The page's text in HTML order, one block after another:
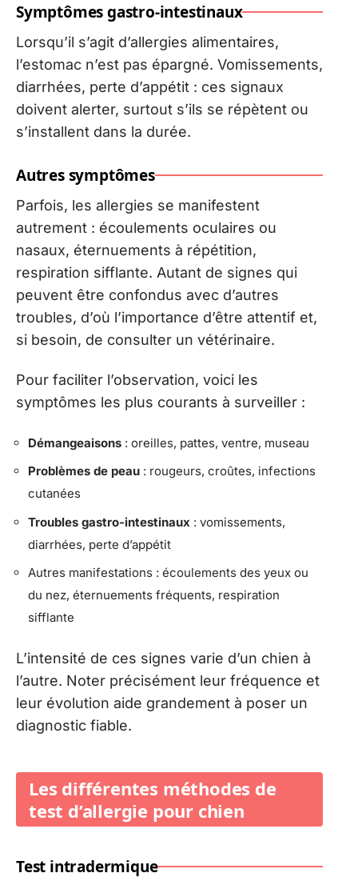
Symptômes gastro-intestinaux
Lorsqu’il s’agit d’allergies alimentaires,
l’estomac n’est pas épargné. Vomissements,
diarrhées, perte d’appétit : ces signaux
doivent alerter, surtout s’ils se répètent ou
s’installent dans la durée.
Autres symptômes
Parfois, les allergies se manifestent
autrement : écoulements oculaires ou
nasaux, éternuements à répétition,
respiration sifflante. Autant de signes qui
peuvent être confondus avec d’autres
troubles, d’où l’importance d’être attentif et,
si besoin, de consulter un vétérinaire.
Pour faciliter l’observation, voici les
symptômes les plus courants à surveiller :
Démangeaisons : oreilles, pattes, ventre, museau
Problèmes de peau : rougeurs, croûtes, infections
cutanées
Troubles gastro-intestinaux : vomissements,
diarrhées, perte d’appétit
Autres manifestations : écoulements des yeux ou
du nez, éternuements fréquents, respiration
sifflante
L’intensité de ces signes varie d’un chien à
l’autre. Noter précisément leur fréquence et
leur évolution aide grandement à poser un
diagnostic fiable.
Les différentes méthodes de
test d’allergie pour chien
Test intradermique